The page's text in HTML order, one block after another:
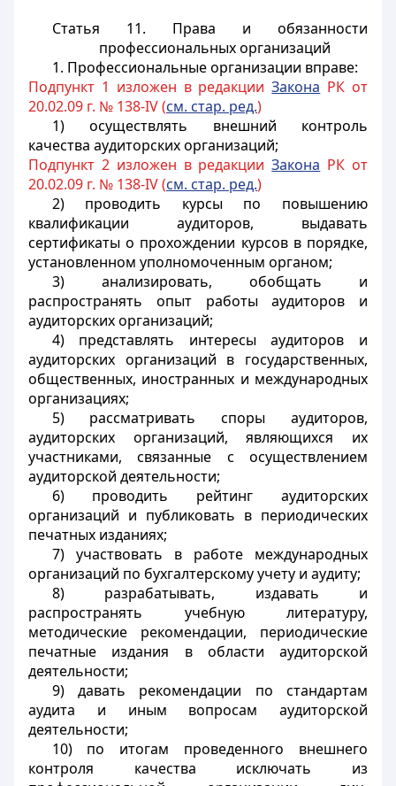
Статья 11. Права и обязанности
профессиональных организаций
1. Профессиональные организации вправе:
Подпункт 1 изложен в редакцииЗакона РК от
20.02.09 г. № 138-IV (см. стар. ред.)
1) осуществлять внешний контроль
качества аудиторских организаций;
Подпункт 2 изложен в редакцииЗакона РК от
20.02.09 г. № 138-IV (см. стар. ред.)
2) проводить курсы по повышению
квалификации аудиторов, выдавать
сертификаты о прохождении курсов в порядке,
установленном уполномоченным органом;
3) анализировать, обобщать и
распространять опыт работы аудиторов и
аудиторских организаций;
4) представлять интересы аудиторов и
аудиторских организаций в государственных,
общественных, иностранных и международных
организациях;
5) рассматривать споры аудиторов,
аудиторских организаций, являющихся их
участниками, связанные с осуществлением
аудиторской деятельности;
6) проводить рейтинг аудиторских
организаций и публиковать в периодических
печатных изданиях;
7) участвовать в работе международных
организаций по бухгалтерскому учету и аудиту;
8) разрабатывать, издавать и
распространять учебную литературу,
методические рекомендации, периодические
печатные издания в области аудиторской
деятельности;
9) давать рекомендации по стандартам
аудита и иным вопросам аудиторской
деятельности;
10) по итогам проведенного внешнего
контроля качества исключать из